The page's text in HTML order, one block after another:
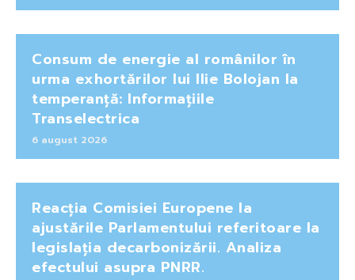
Consum de energie al românilor în
urma exhortărilor lui Ilie Bolojan la
temperanță: Informațiile
Transelectrica
6 august 2026
Reacția Comisiei Europene la
ajustările Parlamentului referitoare la
legislația decarbonizării. Analiza
efectului asupra PNRR.